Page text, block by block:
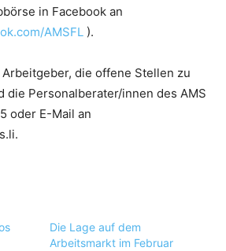
in Facebook an
AMSFL ).
die offene Stellen zu
die Personalberater/innen des AMS
oder E-Mail an
Die Lage auf dem
Arbeitsmarkt im Februar